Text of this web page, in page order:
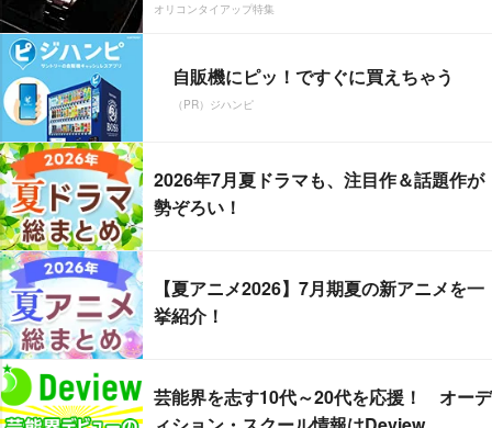
オリコンタイアップ特集
自販機にピッ！ですぐに買えちゃう
（PR）ジハンピ
2026年7月夏ドラマも、注目作＆話題作が
勢ぞろい！
【夏アニメ2026】7月期夏の新アニメを一
挙紹介！
芸能界を志す10代～20代を応援！ オーデ